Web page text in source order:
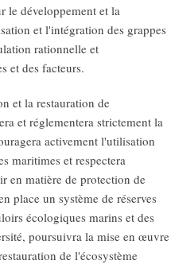
le développement et la
et l'intégration des grappes
rationnelle et
et des facteurs.
et la restauration de
et réglementera strictement la
activement l'utilisation
maritimes et respectera
en matière de protection de
place un système de réserves
écologiques marins et des
poursuivra la mise en œuvre
de l'écosystème